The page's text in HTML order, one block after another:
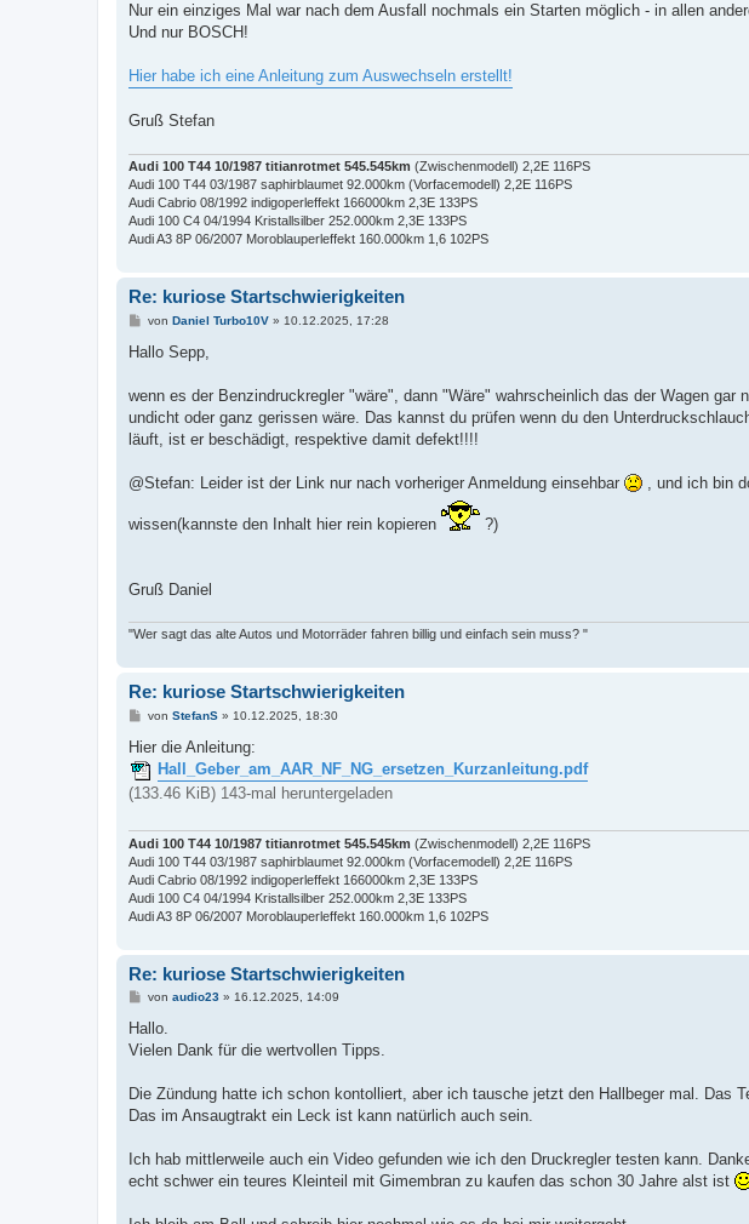
Nur ein einziges Mal war nach dem Ausfall nochmals ein Starten möglich - in allen
Und nur BOSCH!
Hier habe ich eine Anleitung zum Auswechseln erstellt!
Gruß Stefan
Audi 100 T44 10/1987 titianrotmet 545.545km (Zwischenmodell) 2,2E 116PS
Audi 100 T44 03/1987 saphirblaumet 92.000km (Vorfacemodell) 2,2E 116PS
Audi Cabrio 08/1992 indigoperleffekt 166000km 2,3E 133PS
Audi 100 C4 04/1994 Kristallsilber 252.000km 2,3E 133PS
Audi A3 8P 06/2007 Moroblauperleffekt 160.000km 1,6 102PS
Re: kuriose Startschwierigkeiten
B
i
a
von Daniel Turbo10V» 10.12.2025, 17:28
Hallo Sepp,
wenn es der Benzindruckregler "wäre", dann "Wäre" wahrscheinlich das der Wagen
undicht oder ganz gerissen wäre. Das kannst du prüfen wenn du den
läuft, ist er beschädigt, respektive damit defekt!!!!
@Stefan: Leider ist der Link nur nach vorheriger Anmeldung einsehbar , und ich bin
wissen(kannste den Inhalt hier rein kopieren ?)
Gruß Daniel
"Wer sagt das alte Autos und Motorräder fahren billig und einfach sein muss? "
Re: kuriose Startschwierigkeiten
B
i
r
a
g
von StefanS» 10.12.2025, 18:30
Hier die Anleitung:
Hall_Geber_am_AAR_NF_NG_ersetzen_Kurzanleitung.pdf
(133.46 KiB) 143-mal heruntergeladen
Audi 100 T44 10/1987 titianrotmet 545.545km (Zwischenmodell) 2,2E 116PS
Audi 100 T44 03/1987 saphirblaumet 92.000km (Vorfacemodell) 2,2E 116PS
Audi Cabrio 08/1992 indigoperleffekt 166000km 2,3E 133PS
Audi 100 C4 04/1994 Kristallsilber 252.000km 2,3E 133PS
Audi A3 8P 06/2007 Moroblauperleffekt 160.000km 1,6 102PS
Re: kuriose Startschwierigkeiten
B
i
r
von audio23» 16.12.2025, 14:09
Hallo.
Vielen Dank für die wertvollen Tipps.
Die Zündung hatte ich schon kontolliert, aber ich tausche jetzt den Hallbeger mal. Das
Das im Ansaugtrakt ein Leck ist kann natürlich auch sein.
Ich hab mittlerweile auch ein Video gefunden wie ich den Druckregler testen kann.
echt schwer ein teures Kleinteil mit Gimembran zu kaufen das schon 30 Jahre alst ist